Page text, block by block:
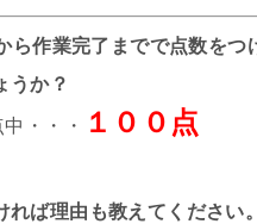
ら作業完了までで点数をつ
うか？
・・・ １００点
ば理由も教えてください。